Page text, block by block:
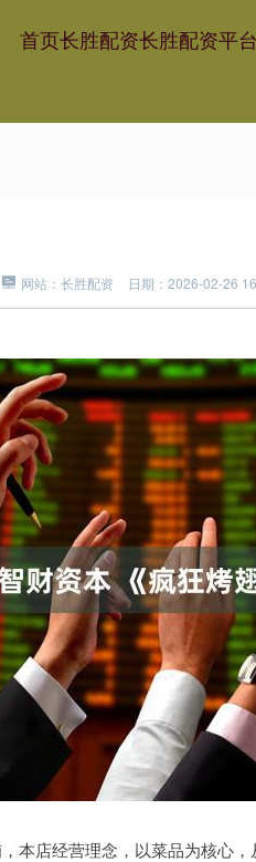
首页长胜配资长胜配资平台
网站：长胜配资 日期：2026-02-26
本店经营理念，以菜品为核心
200.89 1.42%